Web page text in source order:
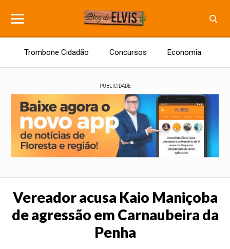
Trombone Cidadão Concursos Economia
PUBLICIDADE
Vereador acusa Kaio Maniçoba
de agressão em Carnaubeira da
Penha